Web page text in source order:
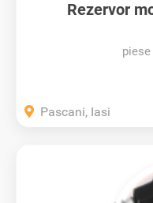
Rezervor
Pascani, Iasi